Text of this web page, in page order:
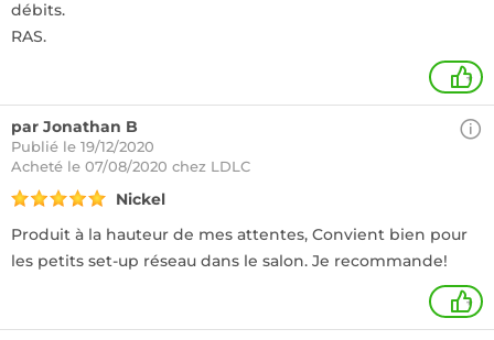
débits.
RAS.
+
par Jonathan B
Publié le 19/12/2020
Acheté le 07/08/2020 chez LDLC
Nickel
Produit à la hauteur de mes attentes, Convient bien pour
les petits set-up réseau dans le salon. Je recommande!
+